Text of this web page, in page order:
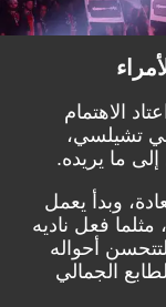
الاهتمام
تشيلسي،
ما يريده.
وبدأ يعمل
فعل ناديه
أحواله
الجمالي